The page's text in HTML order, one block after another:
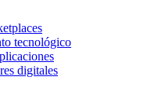
tecnológico
digitales